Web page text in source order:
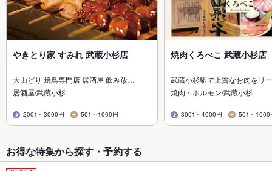
やきとり家 すみれ 武蔵小杉店
大山どり 焼鳥専門店 居酒屋 飲み放…
居酒屋/武蔵小杉
2001～3000円 501～1000円
焼肉くろべこ 武蔵小杉店
武蔵小杉駅で上質なお肉をリ
焼肉・ホルモン/武蔵小杉
3001～4000円 501～1000
お得な特集から探す・予約する